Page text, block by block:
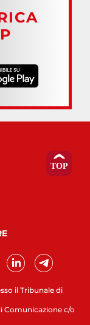
il Tribunale di
Comunicazione c/o